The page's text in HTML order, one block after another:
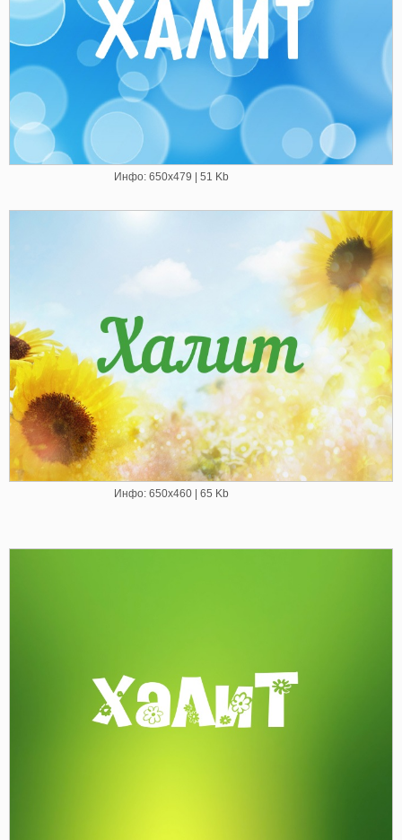
Инфо: 650х479 | 51 Kb
Инфо: 650х460 | 65 Kb